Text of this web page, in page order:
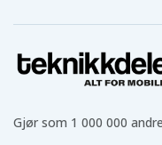
Gjør som 1 000 000